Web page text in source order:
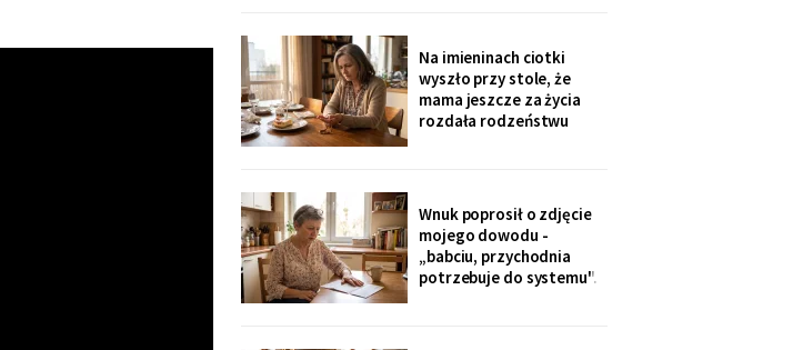
sąsiadka wspomniała, że
córka była u mnie we
wtorek - kiedy ja
siedziałam w przychodni.
Nigdy nie dawałam
Na imieninach ciotki
wyszło przy stole, że
mama jeszcze za życia
rozdała rodzeństwu
dostałam jej różaniec, po
pogrzebie, z szuflady.
Siostra wyjaśniła: „Ty i
tak zawsze byłaś
ustawiona."
Wnuk poprosił o zdjęcie
mojego dowodu -
„babciu, przychodnia
potrzebuje do systemu".